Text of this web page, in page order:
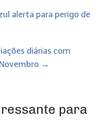
alerta para perigo de
diárias com
→
para